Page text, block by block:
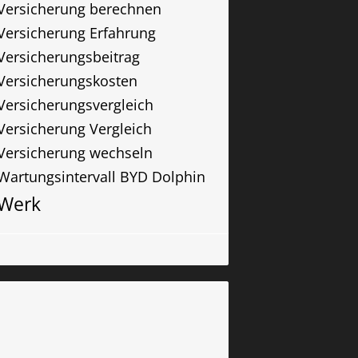
berechnen
Erfahrung
Vergleich
wechseln
BYD Dolphin